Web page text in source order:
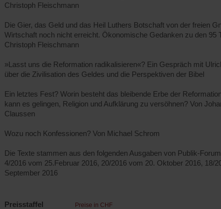
Christoph Fleischmann
Die Gier, das Geld und das Heil Luthers Botschaft von der freien
Wirtschaft noch nicht erreicht. Ökonomische Gedanken zu den 95
Christoph Fleischmann
»Lasst uns die Reformation radikalisieren«? Ein Gespräch mit
über die Zivilisation des Geldes und die Perspektiven der Bibel
Ein letztes Fest? Worin besteht das bleibende Erbe der
kann es gelingen, Religion und Aufklärung zu versöhnen? Von
Claussen
Wozu noch Konfessionen? Von Michael Schrom
Die Texte stammen aus den folgenden Ausgaben von Publik-
4/2016 vom 25.Februar 2016, 20/2016 vom 20. Oktober 2016, 18/
September 2016
Preisstaffel Preise in CHF